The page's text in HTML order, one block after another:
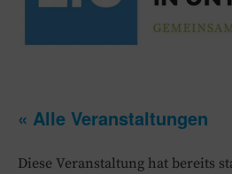
« Alle Veranstaltungen
Diese Veranstaltung hat bereits